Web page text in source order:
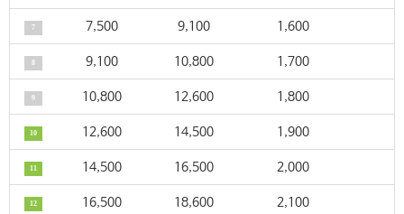
7 7,500 9,100 1,600
9,100 10,800 1,700
9 10,800 12,600 1,800
10 12,600 14,500 1,900
11 14,500 16,500 2,000
12 16,500 18,600 2,100